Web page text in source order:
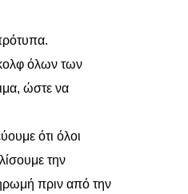
όλων των
ώστε να
ότι όλοι
την
πριν από την